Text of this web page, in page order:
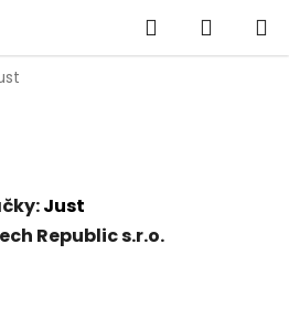
Hledat
KOŠÍK
Just
Republic s.r.o.